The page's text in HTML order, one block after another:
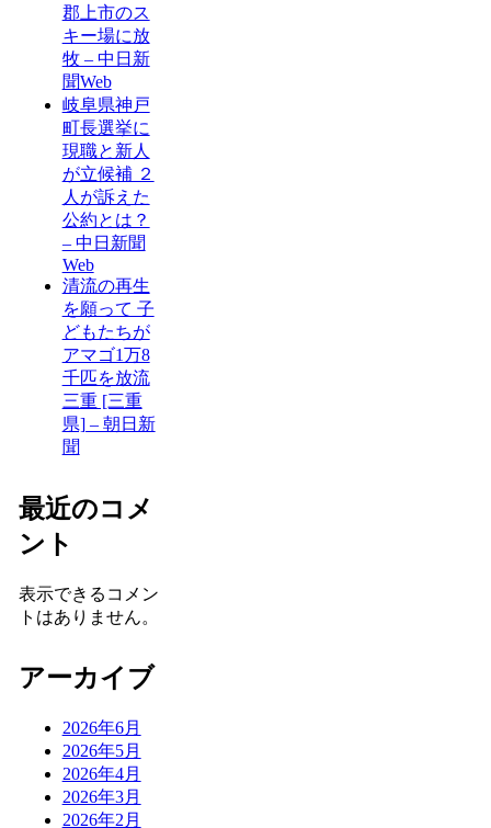
郡上市のス
キー場に放
牧 – 中日新
聞Web
岐阜県神戸
町長選挙に
現職と新人
が立候補 ２
人が訴えた
公約とは？
– 中日新聞
Web
清流の再生
を願って 子
どもたちが
アマゴ1万8
千匹を放流
三重 [三重
県] – 朝日新
聞
最近のコメ
ント
表示できるコメン
トはありません。
アーカイブ
2026年6月
2026年5月
2026年4月
2026年3月
2026年2月